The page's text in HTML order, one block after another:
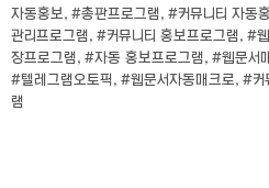
자동홍보, #총판프로그램, #커뮤니티 자동
관리프로그램, #커뮤니티 홍보프로그램, #
장프로그램, #자동 홍보프로그램, #웹문서
#텔레그램오토픽, #웹문서자동매크로, #커
램